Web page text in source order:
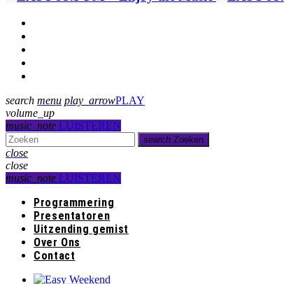
search menu play_arrowPLAY
volume_up
music_note LUISTEREN
search Zoeken
close
close
music_note LUISTEREN
Programmering
Presentatoren
Uitzending gemist
Over Ons
Contact